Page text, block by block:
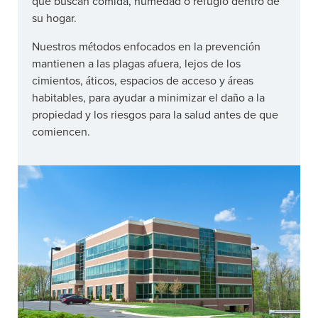
su hogar.
Nuestros métodos enfocados en la prevención
mantienen a las plagas afuera, lejos de los
cimientos, áticos, espacios de acceso y áreas
habitables, para ayudar a minimizar el daño a la
propiedad y los riesgos para la salud antes de que
comiencen.